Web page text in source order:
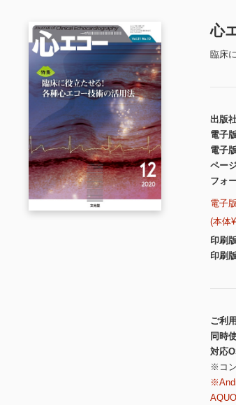
心
臨床
出版
電子
電子
ペー
フォ
電子
(本体
印刷
印刷
ご利
同時
対応
※コ